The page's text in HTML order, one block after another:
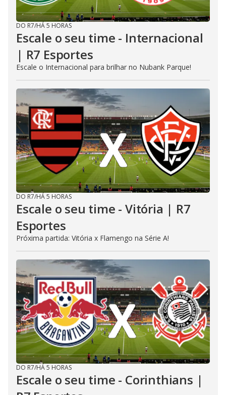
DO R7/HÁ 5 HORAS
Escale o seu time - Internacional
| R7 Esportes
Escale o Internacional para brilhar no Nubank Parque!
DO R7/HÁ 5 HORAS
Escale o seu time - Vitória | R7
Esportes
Próxima partida: Vitória x Flamengo na Série A!
DO R7/HÁ 5 HORAS
Escale o seu time - Corinthians |